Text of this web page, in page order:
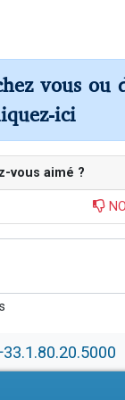
vous ou
ici
vous aimé ?